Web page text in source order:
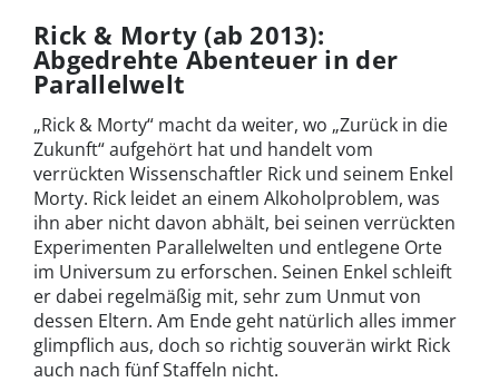
Rick & Morty (ab 2013):
Abgedrehte Abenteuer in der
Parallelwelt
„Rick & Morty“ macht da weiter, wo „Zurück in die
Zukunft“ aufgehört hat und handelt vom
verrückten Wissenschaftler Rick und seinem Enkel
Morty. Rick leidet an einem Alkoholproblem, was
ihn aber nicht davon abhält, bei seinen verrückten
Experimenten Parallelwelten und entlegene Orte
im Universum zu erforschen. Seinen Enkel schleift
er dabei regelmäßig mit, sehr zum Unmut von
dessen Eltern. Am Ende geht natürlich alles immer
glimpflich aus, doch so richtig souverän wirkt Rick
auch nach fünf Staffeln nicht.